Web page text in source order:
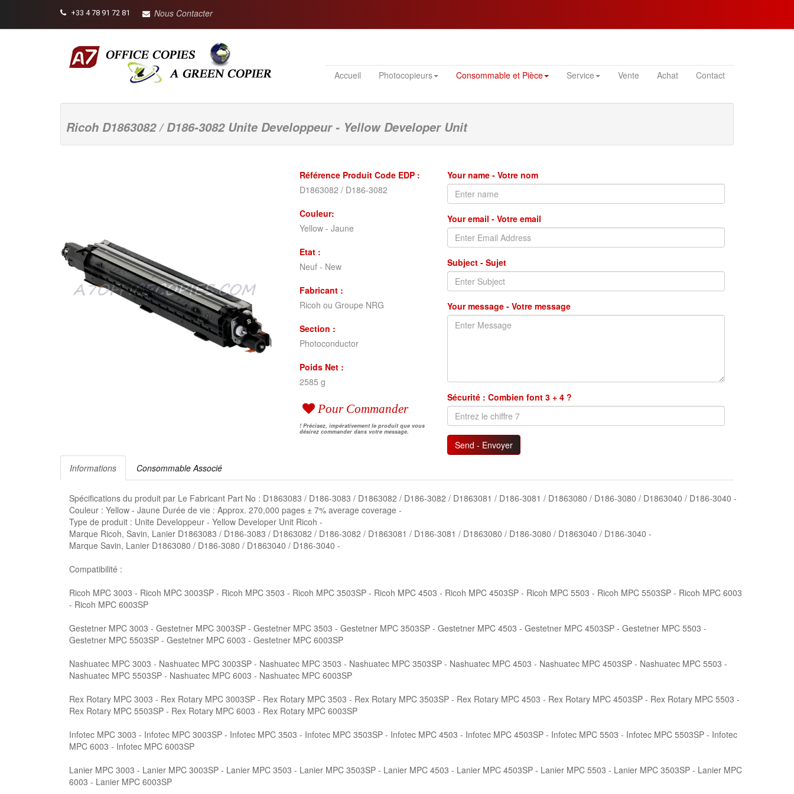
+33 4 78 91 72 81 Nous Contacter
Accueil Photocopieurs Consommable et Pièce Service Vente Achat Contact
Ricoh D1863082 / D186-3082 Unite Developpeur - Yellow Developer Unit
Référence Produit Code EDP :
D1863082 / D186-3082
Couleur:
Yellow - Jaune
Etat :
Neuf - New
Fabricant :
Ricoh ou Groupe NRG
Section :
Photoconductor
Poids Net :
2585 g
Pour Commander
! Précisez, impérativement le produit que vous
désirez commander dans votre message.
Your name - Votre nom
Your email - Votre email
Subject - Sujet
Your message - Votre message
Sécurité : Combien font 3 + 4 ?
Send - Envoyer
Informations
Consommable Associé
Spécifications du produit par Le Fabricant Part No : D1863083 / D186-3083 / D1863082 / D186-3082 / D1863081 / D186-3081 / D1863080 / D186-3080 / D1863040 / D186-3040 -
Couleur : Yellow - Jaune Durée de vie : Approx. 270,000 pages ± 7% average coverage -
Type de produit : Unite Developpeur - Yellow Developer Unit Ricoh -
Marque Ricoh, Savin, Lanier D1863083 / D186-3083 / D1863082 / D186-3082 / D1863081 / D186-3081 / D1863080 / D186-3080 / D1863040 / D186-3040 -
Marque Savin, Lanier D1863080 / D186-3080 / D1863040 / D186-3040 -
Compatibilité :
Ricoh MPC 3003 - Ricoh MPC 3003SP - Ricoh MPC 3503 - Ricoh MPC 3503SP - Ricoh MPC 4503 - Ricoh MPC 4503SP - Ricoh MPC 5503 - Ricoh MPC 5503SP - Ricoh MPC 6003
- Ricoh MPC 6003SP
Gestetner MPC 3003 - Gestetner MPC 3003SP - Gestetner MPC 3503 - Gestetner MPC 3503SP - Gestetner MPC 4503 - Gestetner MPC 4503SP - Gestetner MPC 5503 -
Gestetner MPC 5503SP - Gestetner MPC 6003 - Gestetner MPC 6003SP
Nashuatec MPC 3003 - Nashuatec MPC 3003SP - Nashuatec MPC 3503 - Nashuatec MPC 3503SP - Nashuatec MPC 4503 - Nashuatec MPC 4503SP - Nashuatec MPC 5503 -
Nashuatec MPC 5503SP - Nashuatec MPC 6003 - Nashuatec MPC 6003SP
Rex Rotary MPC 3003 - Rex Rotary MPC 3003SP - Rex Rotary MPC 3503 - Rex Rotary MPC 3503SP - Rex Rotary MPC 4503 - Rex Rotary MPC 4503SP - Rex Rotary MPC 5503 -
Rex Rotary MPC 5503SP - Rex Rotary MPC 6003 - Rex Rotary MPC 6003SP
Infotec MPC 3003 - Infotec MPC 3003SP - Infotec MPC 3503 - Infotec MPC 3503SP - Infotec MPC 4503 - Infotec MPC 4503SP - Infotec MPC 5503 - Infotec MPC 5503SP - Infotec
MPC 6003 - Infotec MPC 6003SP
Lanier MPC 3003 - Lanier MPC 3003SP - Lanier MPC 3503 - Lanier MPC 3503SP - Lanier MPC 4503 - Lanier MPC 4503SP - Lanier MPC 5503 - Lanier MPC 3503SP - Lanier MPC
6003 - Lanier MPC 6003SP